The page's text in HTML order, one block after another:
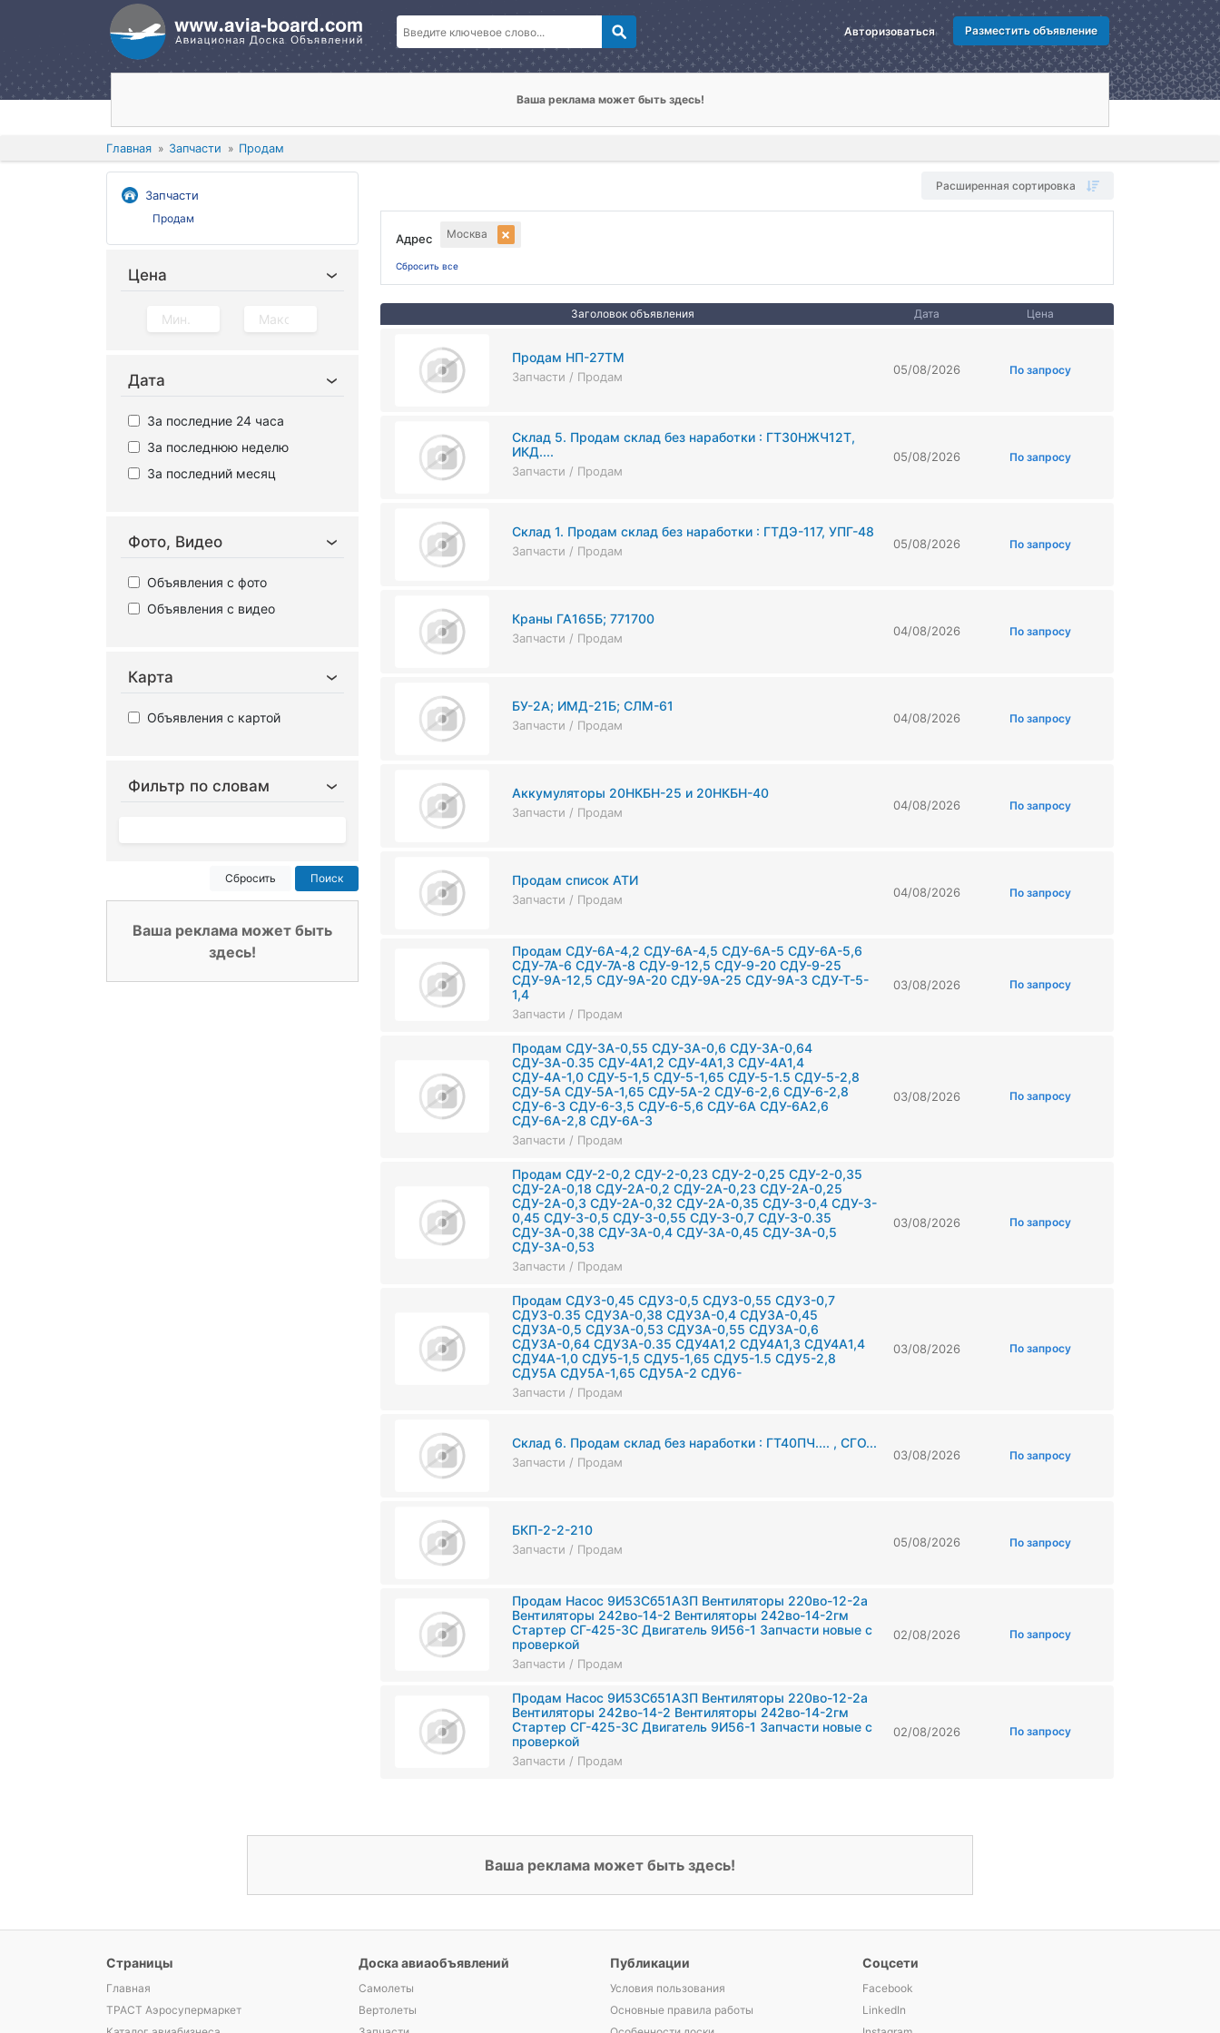
Авторизоваться Разместить объявление
Ваша реклама может быть здесь!
Главная Запчасти Продам
Запчасти
Продам
Цена
Дата
За последние 24 часа
За последнюю неделю
За последний месяц
Фото, Видео
Объявления с фото
Объявления с видео
Карта
Объявления с картой
Фильтр по словам
Сбросить Поиск
Ваша реклама может быть
здесь!
Расширенная сортировка
Адрес Москва
Сбросить все
Заголовок объявления Дата Цена
Продам НП-27ТМ
Запчасти / Продам 05/08/2026 По запросу
Склад 5. Продам склад без наработки : ГТ30НЖЧ12Т,
ИКД....
Запчасти / Продам
05/08/2026 По запросу
Склад 1. Продам склад без наработки : ГТДЭ-117, УПГ-48
Запчасти / Продам 05/08/2026 По запросу
Краны ГА165Б; 771700
Запчасти / Продам 04/08/2026 По запросу
БУ-2А; ИМД-21Б; СЛМ-61
Запчасти / Продам 04/08/2026 По запросу
Аккумуляторы 20НКБН-25 и 20НКБН-40
Запчасти / Продам 04/08/2026 По запросу
Продам список АТИ
Запчасти / Продам 04/08/2026 По запросу
Продам СДУ-6А-4,2 СДУ-6А-4,5 СДУ-6А-5 СДУ-6А-5,6
СДУ-7А-6 СДУ-7А-8 СДУ-9-12,5 СДУ-9-20 СДУ-9-25
СДУ-9А-12,5 СДУ-9А-20 СДУ-9А-25 СДУ-9А-3 СДУ-Т-5-
1,4
Запчасти / Продам
03/08/2026 По запросу
Продам СДУ-3А-0,55 СДУ-3А-0,6 СДУ-3А-0,64
СДУ-3А-0.35 СДУ-4А1,2 СДУ-4А1,3 СДУ-4А1,4
СДУ-4А-1,0 СДУ-5-1,5 СДУ-5-1,65 СДУ-5-1.5 СДУ-5-2,8
СДУ-5А СДУ-5А-1,65 СДУ-5А-2 СДУ-6-2,6 СДУ-6-2,8
СДУ-6-3 СДУ-6-3,5 СДУ-6-5,6 СДУ-6А СДУ-6А2,6
СДУ-6А-2,8 СДУ-6А-3
Запчасти / Продам
03/08/2026 По запросу
Продам СДУ-2-0,2 СДУ-2-0,23 СДУ-2-0,25 СДУ-2-0,35
СДУ-2А-0,18 СДУ-2А-0,2 СДУ-2А-0,23 СДУ-2А-0,25
СДУ-2А-0,3 СДУ-2А-0,32 СДУ-2А-0,35 СДУ-3-0,4 СДУ-3-
0,45 СДУ-3-0,5 СДУ-3-0,55 СДУ-3-0,7 СДУ-3-0.35
СДУ-3А-0,38 СДУ-3А-0,4 СДУ-3А-0,45 СДУ-3А-0,5
СДУ-3А-0,53
Запчасти / Продам
03/08/2026 По запросу
Продам СДУ3-0,45 СДУ3-0,5 СДУ3-0,55 СДУ3-0,7
СДУ3-0.35 СДУ3А-0,38 СДУ3А-0,4 СДУ3А-0,45
СДУ3А-0,5 СДУ3А-0,53 СДУ3А-0,55 СДУ3А-0,6
СДУ3А-0,64 СДУ3А-0.35 СДУ4А1,2 СДУ4А1,3 СДУ4А1,4
СДУ4А-1,0 СДУ5-1,5 СДУ5-1,65 СДУ5-1.5 СДУ5-2,8
СДУ5А СДУ5А-1,65 СДУ5А-2 СДУ6-
Запчасти / Продам
03/08/2026 По запросу
Склад 6. Продам склад без наработки : ГТ40ПЧ.... , СГО...
Запчасти / Продам 03/08/2026 По запросу
БКП-2-2-210
Запчасти / Продам 05/08/2026 По запросу
Продам Насос 9И53Сб51А3П Вентиляторы 220во-12-2а
Вентиляторы 242во-14-2 Вентиляторы 242во-14-2гм
Стартер СГ-425-3С Двигатель 9И56-1 Запчасти новые с
проверкой
Запчасти / Продам
02/08/2026 По запросу
Продам Насос 9И53Сб51А3П Вентиляторы 220во-12-2а
Вентиляторы 242во-14-2 Вентиляторы 242во-14-2гм
Стартер СГ-425-3С Двигатель 9И56-1 Запчасти новые с
проверкой
Запчасти / Продам
02/08/2026 По запросу
Ваша реклама может быть здесь!
Страницы
Главная
ТРАСТ Аэросупермаркет
Доска авиаобъявлений
Самолеты
Вертолеты
Публикации
Условия пользования
Основные правила работы
Соцсети
Facebook
LinkedIn